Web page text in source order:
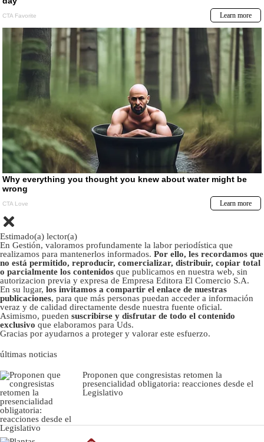
Estimado(a) lector(a)
En Gestión, valoramos profundamente la labor periodística que
realizamos para mantenerlos informados. Por ello, les recordamos que
no está permitido, reproducir, comercializar, distribuir, copiar total
o parcialmente los contenidos que publicamos en nuestra web, sin
autorizacion previa y expresa de Empresa Editora El Comercio S.A.
En su lugar, los invitamos a compartir el enlace de nuestras
publicaciones, para que más personas puedan acceder a información
veraz y de calidad directamente desde nuestra fuente oficial.
Asimismo, pueden suscribirse y disfrutar de todo el contenido
exclusivo que elaboramos para Uds.
Gracias por ayudarnos a proteger y valorar este esfuerzo.
últimas noticias
Proponen que congresistas retomen la
presencialidad obligatoria: reacciones desde el
Legislativo